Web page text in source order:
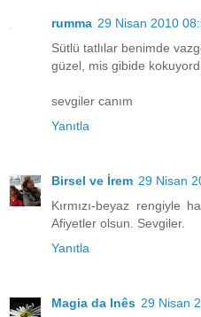
rumma 29 Nisan 2010
Sütlü tatlılar benimde
güzel, mis gibide
sevgiler canım
Yanıtla
Birsel ve İrem 29 Nisan
Kırmızı-beyaz rengiyle
Afiyetler olsun. Sevgiler.
Yanıtla
Magia da Inês 29 Nisan